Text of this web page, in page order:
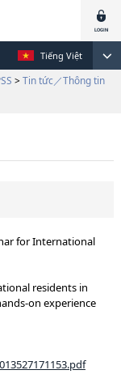
Tiếng Việt
> Tin tức／Thông tin
for International
residents in
on experience